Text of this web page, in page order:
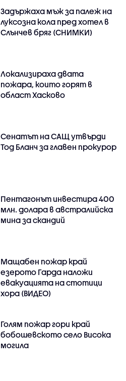
Задържаха мъж за палеж на
луксозна кола пред хотел в
Слънчев бряг (СНИМКИ)
Локализираха двата
пожара, които горят в
област Хасково
Сенатът на САЩ утвърди
Тод Бланч за главен прокурор
Пентагонът инвестира 400
млн. долара в австралийска
мина за скандий
Мащабен пожар край
езерото Гарда наложи
евакуацията на стотици
хора (ВИДЕО)
Голям пожар гори край
бобошевското село Висока
могила